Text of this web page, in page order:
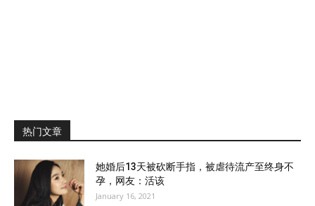
热门文章
她婚后13天被砍断手指，被虐待流产至终身不
孕，网友：活该
January 16, 2021